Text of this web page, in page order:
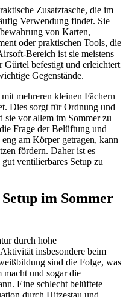
Zusatztasche, die im
Verwendung findet. Sie
von Karten,
oder praktischen Tools, die
Bereich ist sie meistens
Gürtel befestigt und erleichtert
Gegenstände.
mehreren kleinen Fächern
Dies sorgt für Ordnung und
sie vor allem im Sommer zu
Frage der Belüftung und
am Körper getragen, kann
fördern. Daher ist es
ventilierbares Setup zu
im Sommer
durch hohe
insbesondere beim
sind die Folge, was
macht und sogar die
Eine schlecht belüftete
durch Hitzestau und